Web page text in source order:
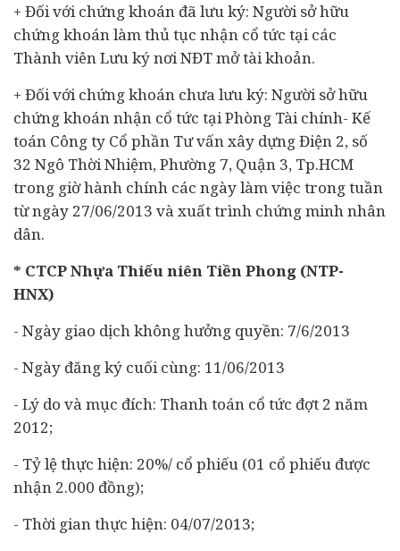
+ Đối với chứng khoán đã lưu ký: Người sở hữu
chứng khoán làm thủ tục nhận cổ tức tại các
Thành viên Lưu ký nơi NĐT mở tài khoản.
+ Đối với chứng khoán chưa lưu ký: Người sở hữu
chứng khoán nhận cổ tức tại Phòng Tài chính- Kế
toán Công ty Cổ phần Tư vấn xây dựng Điện 2, số
32 Ngô Thời Nhiệm, Phường 7, Quận 3, Tp.HCM
trong giờ hành chính các ngày làm việc trong tuần
từ ngày 27/06/2013 và xuất trình chứng minh nhân
dân.
* CTCP Nhựa Thiếu niên Tiền Phong (NTP-
HNX)
- Ngày giao dịch không hưởng quyền: 7/6/2013
- Ngày đăng ký cuối cùng: 11/06/2013
- Lý do và mục đích: Thanh toán cổ tức đợt 2 năm
2012;
- Tỷ lệ thực hiện: 20%/ cổ phiếu (01 cổ phiếu được
nhận 2.000 đồng);
- Thời gian thực hiện: 04/07/2013;